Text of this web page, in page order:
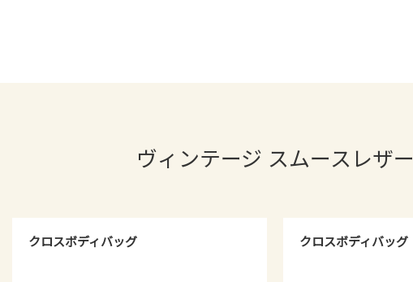
ヴィンテージ スムースレザー
クロスボディバッグ クロスボディバッグ